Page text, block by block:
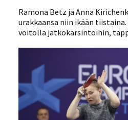
Ramona Betz ja Anna
urakkaansa niin ikään
voitolla jatkokarsintoihin,